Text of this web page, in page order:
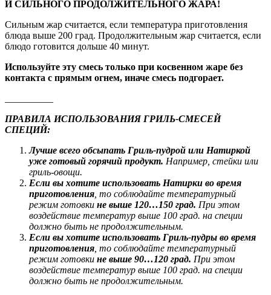
И СИЛЬНОГО ПРОДОЛЖИТЕЛЬНОГО ЖАРА!
Сильным жар считается, если температура приготовления
блюда выше 200 град. Продолжительным жар считается, если
блюдо готовится дольше 40 минут.
Используйте эту смесь только при косвенном жаре без
контакта с прямым огнем, иначе смесь подгорает.
ПРАВИЛА ИСПОЛЬЗОВАНИЯ ГРИЛЬ-СМЕСЕЙ
СПЕЦИЙ:
Лучше всего обсыпать Гриль-пудрой или Натиркой
уже готовый горячий продукт. Например, стейки или
гриль-овощи.
Если вы хотите использовать Натирки во время
приготовления , то соблюдайте температурный
режим готовки не выше 120…150 град. При этом
воздействие температур выше 100 град. на специи
должно быть не продолжительным.
Если вы хотите использовать Гриль-пудры во время
приготовления , то соблюдайте температурный
режим готовки не выше 90…120 град. При этом
воздействие температур выше 100 град. на специи
должно быть не продолжительным.